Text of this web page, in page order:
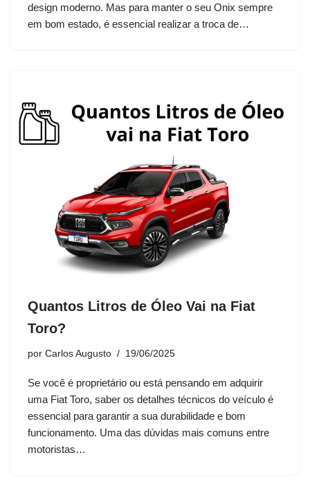
design moderno. Mas para manter o seu Onix sempre
em bom estado, é essencial realizar a troca de…
Quantos Litros de Óleo Vai na Fiat
Toro?
por Carlos Augusto 19/06/2025
Se você é proprietário ou está pensando em adquirir
uma Fiat Toro, saber os detalhes técnicos do veículo é
essencial para garantir a sua durabilidade e bom
funcionamento. Uma das dúvidas mais comuns entre
motoristas…